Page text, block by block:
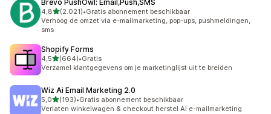
Brevo PushOwl: Email,Push,SMS
4,8van 5 sterren
(2.021)
2021 recensies in totaal
•Gratis abonnement beschikbaar
Verhoog de omzet via e-mailmarketing, pop-ups, pushmeldingen,
sms
Shopify Forms
4,5van 5 sterren
(664)
664 recensies in totaal
•Gratis
Verzamel klantgegevens om je marketinglijst uit te breiden
Wiz Ai Email Marketing 2.0
5,0van 5 sterren
(193)
193 recensies in totaal
•Gratis abonnement beschikbaar
Verlaten winkelwagen & checkout herstel AI e-mailmarketing